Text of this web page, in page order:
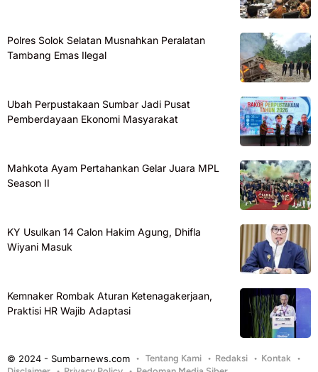
Polres Solok Selatan Musnahkan Peralatan
Tambang Emas Ilegal
Ubah Perpustakaan Sumbar Jadi Pusat
Pemberdayaan Ekonomi Masyarakat
Mahkota Ayam Pertahankan Gelar Juara MPL
Season II
KY Usulkan 14 Calon Hakim Agung, Dhifla
Wiyani Masuk
Kemnaker Rombak Aturan Ketenagakerjaan,
Praktisi HR Wajib Adaptasi
© 2024 - Sumbarnews.com Tentang Kami Redaksi
Kontak